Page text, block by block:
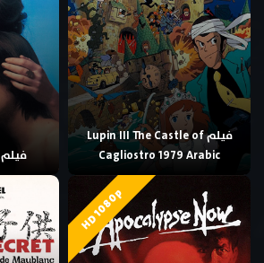
فيلم Lupin III The Castle of
Cagliostro 1979 Arabic
فيلم Luna 1979 مترجم
HD 1080p